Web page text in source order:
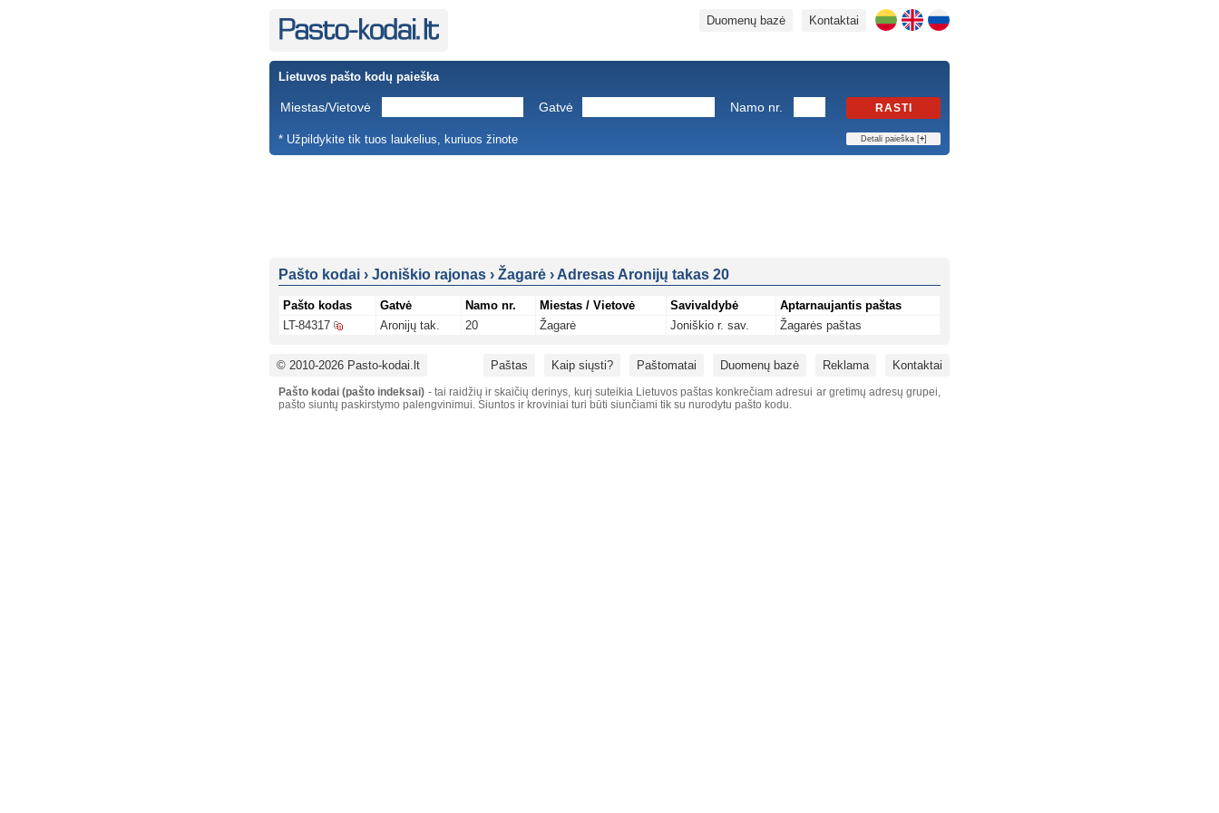
Kontaktai
Duomenų bazė
Lietuvos pašto kodų paieška
Miestas/Vietovė Gatvė Namo nr. RASTI
* Užpildykite tik tuos laukelius, kuriuos žinote Detali paieška [+]
Pašto kodai › Joniškio rajonas › Žagarė › Adresas Aronijų takas 20
Pašto kodas Gatvė Namo nr. Miestas / Vietovė Savivaldybė
Aptarnaujantis paštas
LT-84317
Aronijų tak. 20 Žagarė Joniškio r. sav. Žagarės paštas
© 2010-2026 Pasto-kodai.lt Paštas Kaip siųsti? Paštomatai Duomenų bazė Reklama Kontaktai
Pašto kodai (pašto indeksai) - tai raidžių ir skaičių derinys, kurį suteikia Lietuvos paštas konkrečiam adresui ar gretimų adresų grupei,
pašto siuntų paskirstymo palengvinimui. Siuntos ir kroviniai turi būti siunčiami tik su nurodytu pašto kodu.